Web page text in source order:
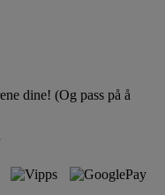
dine! (Og pass på å